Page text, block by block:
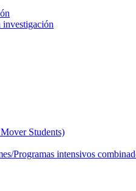
investigación
Students)
Programas intensivos